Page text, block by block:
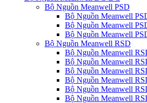
Bộ Nguồn Meanwell PSD
Bộ Nguồn Meanwell
Bộ Nguồn Meanwell
Bộ Nguồn Meanwell
Bộ Nguồn Meanwell RSD
Bộ Nguồn Meanwell
Bộ Nguồn Meanwell
Bộ Nguồn Meanwell
Bộ Nguồn Meanwell
Bộ Nguồn Meanwell
Bộ Nguồn Meanwell